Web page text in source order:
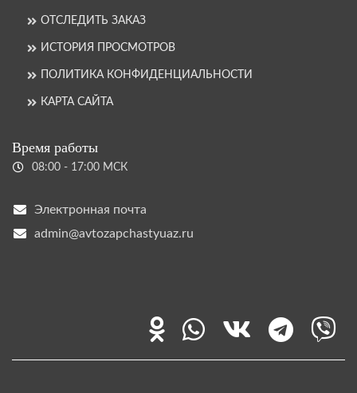
ОТСЛЕДИТЬ ЗАКАЗ
ИСТОРИЯ ПРОСМОТРОВ
ПОЛИТИКА КОНФИДЕНЦИАЛЬНОСТИ
КАРТА САЙТА
Время работы
08:00 - 17:00 МСК
Электронная почта
admin@avtozapchastyuaz.ru